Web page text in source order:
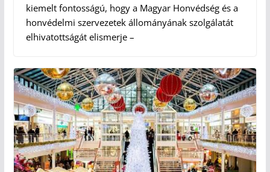
kiemelt fontosságú, hogy a Magyar Honvédség és a
honvédelmi szervezetek állományának szolgálatát
elhivatottságát elismerje –